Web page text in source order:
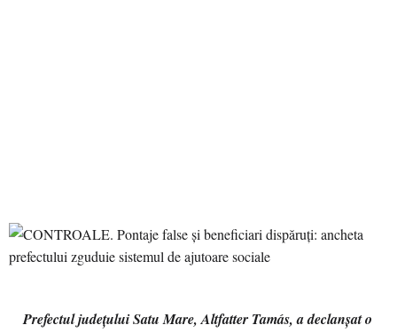
Prefectul județului Satu Mare, Altfatter Tamás, a declanșat o